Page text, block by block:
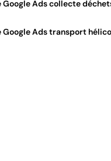
Google Ads collecte
Google Ads transport